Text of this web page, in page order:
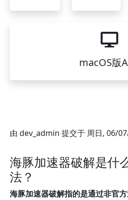
macOS版
由 dev_admin 提交于 周日, 06/
海豚加速器破解是什
法？
海豚加速器破解指的是通过非官